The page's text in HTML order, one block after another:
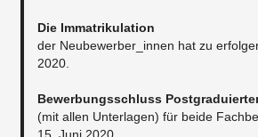
Die Immatrikulation
der Neubewerber_innen hat zu
2020.
Bewerbungsschluss
(mit allen Unterlagen) für beide